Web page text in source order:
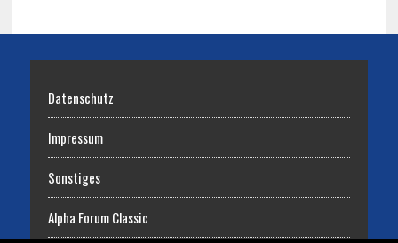
Datenschutz
Impressum
Sonstiges
Alpha Forum Classic